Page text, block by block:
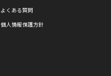
よくある質問
個人情報保護方針